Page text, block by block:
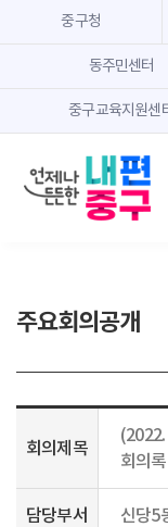
중구청
동주민센터
중구교육지원센
주요회의공개
회의제목
(2022.
회의록
담당부서 신당5